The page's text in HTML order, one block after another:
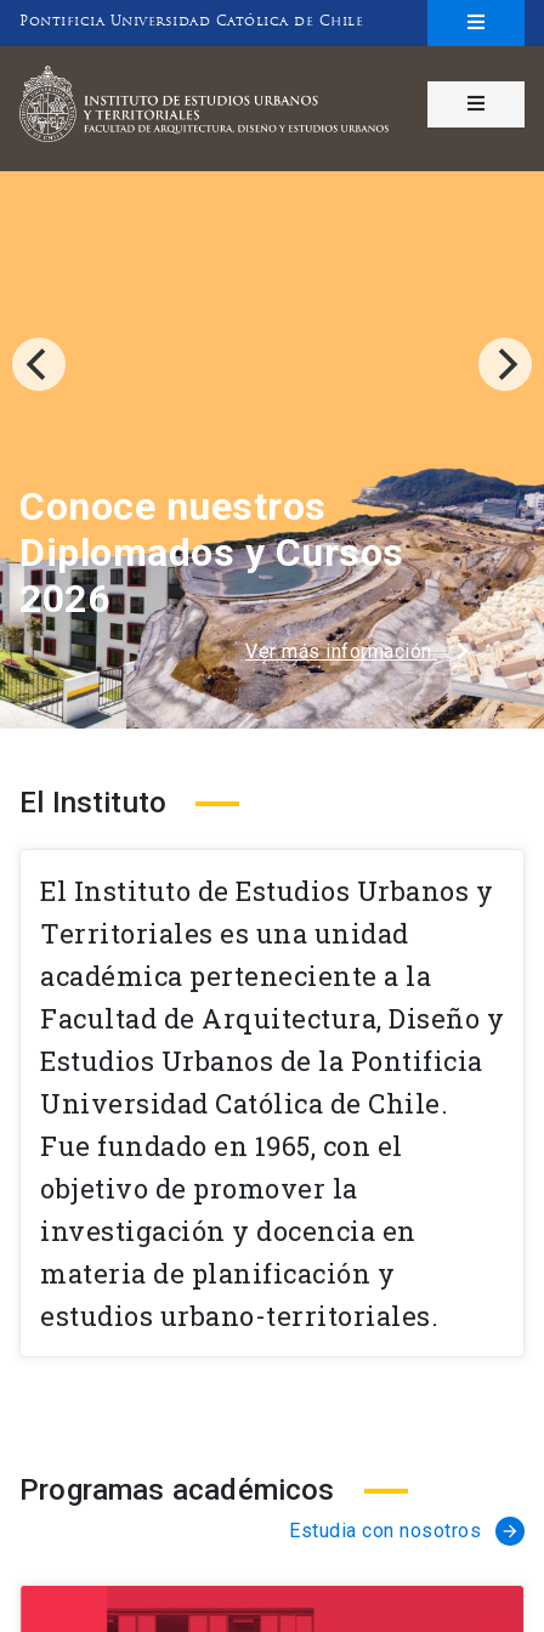
Pontificia Universidad Católica de Chile
Y TERRITORIALES
Inicio
Conoce nuestros
Diplomados y Cursos
2026
Ver más información
El Instituto
El Instituto de Estudios Urbanos y
Territoriales es una unidad
académica perteneciente a la
Facultad de Arquitectura, Diseño y
Estudios Urbanos de la Pontificia
Universidad Católica de Chile.
Fue fundado en 1965, con el
objetivo de promover la
investigación y docencia en
materia de planificación y
estudios urbano-territoriales.
Programas académicos
Estudia con nosotros arrow_forward